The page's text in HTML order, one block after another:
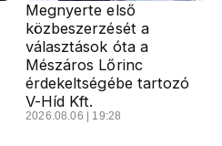
Megnyerte első
közbeszerzését a
választások óta a
Mészáros Lőrinc
érdekeltségébe tartozó
V-Híd Kft.
2026.08.06 | 19:28